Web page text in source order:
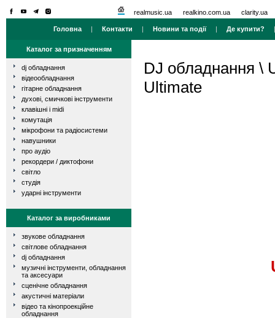
realmusic.ua realkino.com.ua clarity.ua
Головна | Контакти | Новини та події| Де купити?
Каталог за призначенням
dj обладнання
відеообладнання
гітарне обладнання
духові, смичкові інструменти
клавішні і midi
комутація
мікрофони та радіосистеми
навушники
про аудіо
рекордери / диктофони
світло
студія
ударні інструменти
Каталог за виробниками
звукове обладнання
світлове обладнання
dj обладнання
музичні інструменти, обладнання
та аксесуари
сценічне обладнання
акустичні матеріали
відео та кінопроекційне
обладнання
DJ обладнання \
Ultimate